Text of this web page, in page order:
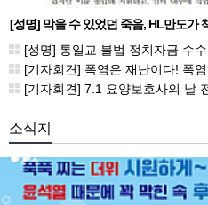
[성명] 막을 수 있었던 죽음, HL만도가
저한 진상규명과 재
[성명] 통일교 불법 정치자금 수수 권성
[기자회견] 폭염은 재난이다! 폭염으로부터 안전한 일터를 위한
[기자회견] 7.1 요양보호사의 날
소식지